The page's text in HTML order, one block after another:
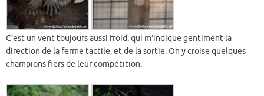
C’est un vent toujours aussi froid, qui m’indique gentiment la
direction de la ferme tactile, et de la sortie. On y croise quelques
champions fiers de leur compétition.